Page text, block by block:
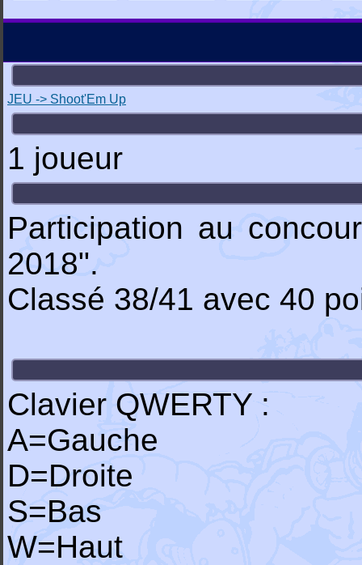
JEU -> Shoot'Em Up
1 joueur
Participation au
2018".
Classé 38/41 avec 40
Clavier QWERTY :
A=Gauche
D=Droite
S=Bas
W=Haut